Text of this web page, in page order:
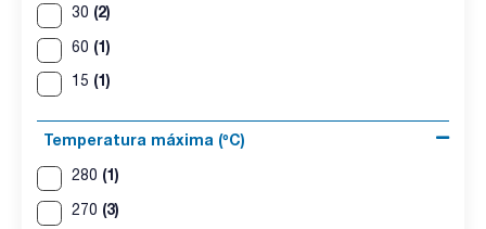
30 (2)
60 (1)
15 (1)
Temperatura máxima (ºC)
280 (1)
270 (3)